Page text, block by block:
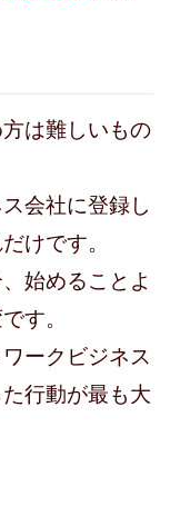
は難しいもの
会社に登録し
けです。
始めることよ
す。
ークビジネス
行動が最も大